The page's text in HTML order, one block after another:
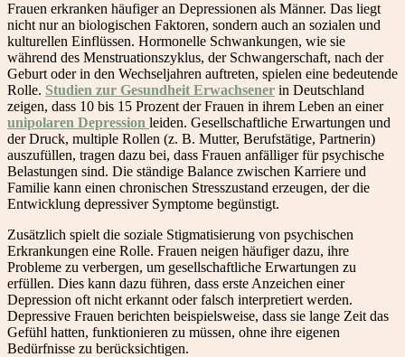
Frauen erkranken häufiger an Depressionen als Männer. Das liegt
nicht nur an biologischen Faktoren, sondern auch an sozialen und
kulturellen Einflüssen. Hormonelle Schwankungen, wie sie
während des Menstruationszyklus, der Schwangerschaft, nach der
Geburt oder in den Wechseljahren auftreten, spielen eine bedeutende
Rolle. Studien zur Gesundheit Erwachsener in Deutschland
zeigen, dass 10 bis 15 Prozent der Frauen in ihrem Leben an einer
unipolaren Depression leiden. Gesellschaftliche Erwartungen und
der Druck, multiple Rollen (z. B. Mutter, Berufstätige, Partnerin)
auszufüllen, tragen dazu bei, dass Frauen anfälliger für psychische
Belastungen sind. Die ständige Balance zwischen Karriere und
Familie kann einen chronischen Stresszustand erzeugen, der die
Entwicklung depressiver Symptome begünstigt.
Zusätzlich spielt die soziale Stigmatisierung von psychischen
Erkrankungen eine Rolle. Frauen neigen häufiger dazu, ihre
Probleme zu verbergen, um gesellschaftliche Erwartungen zu
erfüllen. Dies kann dazu führen, dass erste Anzeichen einer
Depression oft nicht erkannt oder falsch interpretiert werden.
Depressive Frauen berichten beispielsweise, dass sie lange Zeit das
Gefühl hatten, funktionieren zu müssen, ohne ihre eigenen
Bedürfnisse zu berücksichtigen.